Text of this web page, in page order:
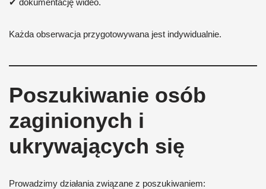
✔ dokumentację wideo.
Każda obserwacja przygotowywana jest indywidualnie.
Poszukiwanie osób
zaginionych i
ukrywających się
Prowadzimy działania związane z poszukiwaniem: